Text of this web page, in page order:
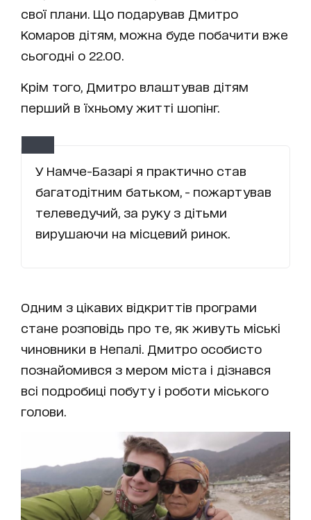
свої плани. Що подарував Дмитро
Комаров дітям, можна буде побачити вже
сьогодні о 22.00.
Крім того, Дмитро влаштував дітям
перший в їхньому житті шопінг.
У Намче-Базарі я практично став
багатодітним батьком, - пожартував
телеведучий, за руку з дітьми
вирушаючи на місцевий ринок.
Одним з цікавих відкриттів програми
стане розповідь про те, як живуть міські
чиновники в Непалі. Дмитро особисто
познайомився з мером міста і дізнався
всі подробиці побуту і роботи міського
голови.